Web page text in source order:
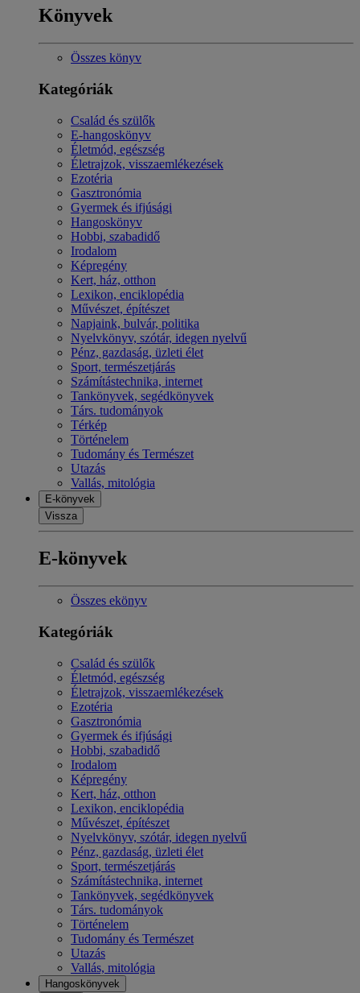
Könyvek
Összes könyv
Kategóriák
Család és szülők
E-hangoskönyv
Életmód, egészség
Életrajzok, visszaemlékezések
Ezotéria
Gasztronómia
Gyermek és ifjúsági
Hangoskönyv
Hobbi, szabadidő
Irodalom
Képregény
Kert, ház, otthon
Lexikon, enciklopédia
Művészet, építészet
Napjaink, bulvár, politika
Nyelvkönyv, szótár, idegen nyelvű
Pénz, gazdaság, üzleti élet
Sport, természetjárás
Számítástechnika, internet
Tankönyvek, segédkönyvek
Társ. tudományok
Térkép
Történelem
Tudomány és Természet
Utazás
Vallás, mitológia
E-könyvek
Vissza
E-könyvek
Összes ekönyv
Kategóriák
Család és szülők
Életmód, egészség
Életrajzok, visszaemlékezések
Ezotéria
Gasztronómia
Gyermek és ifjúsági
Hobbi, szabadidő
Irodalom
Képregény
Kert, ház, otthon
Lexikon, enciklopédia
Művészet, építészet
Nyelvkönyv, szótár, idegen nyelvű
Pénz, gazdaság, üzleti élet
Sport, természetjárás
Számítástechnika, internet
Tankönyvek, segédkönyvek
Társ. tudományok
Történelem
Tudomány és Természet
Utazás
Vallás, mitológia
Hangoskönyvek